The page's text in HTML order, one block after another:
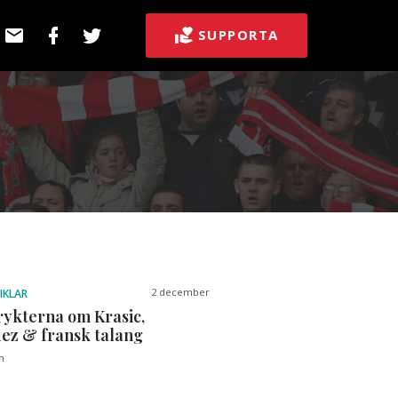
post
Facebook SUPPORTA
2 december
om Krasic,
& fransk talang